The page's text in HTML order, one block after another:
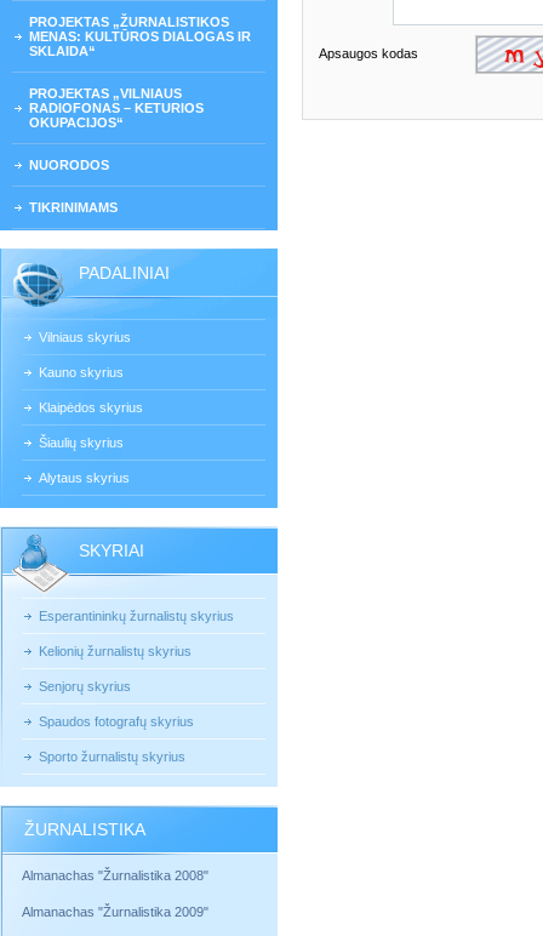
PROJEKTAS „ŽURNALISTIKOS
MENAS: KULTŪROS DIALOGAS IR
SKLAIDA“
PROJEKTAS „VILNIAUS
RADIOFONAS – KETURIOS
OKUPACIJOS“
NUORODOS
TIKRINIMAMS
PADALINIAI
Vilniaus skyrius
Kauno skyrius
Klaipėdos skyrius
Šiaulių skyrius
Alytaus skyrius
SKYRIAI
Esperantininkų žurnalistų skyrius
Kelionių žurnalistų skyrius
Senjorų skyrius
Spaudos fotografų skyrius
Sporto žurnalistų skyrius
ŽURNALISTIKA
Almanachas "Žurnalistika 2008"
Almanachas "Žurnalistika 2009"
Apsaugos kodas